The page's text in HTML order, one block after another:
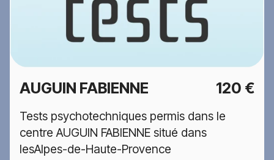
AUGUIN FABIENNE 120 €
Tests psychotechniques permis dans le
centre AUGUIN FABIENNE situé dans
lesAlpes-de-Haute-Provence